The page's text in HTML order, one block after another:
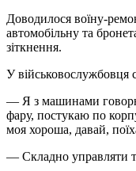
Доводилося воїну-
автомобільну та
зіткнення.
У військовослужбовця
— Я з машинами
фару, постукаю по
моя хороша, давай,
— Складно управляти